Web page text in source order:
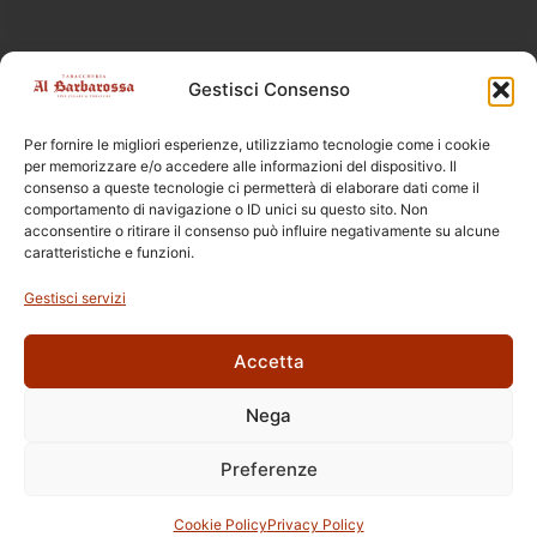
Gestisci Consenso
Per fornire le migliori esperienze, utilizziamo tecnologie come i cookie
per memorizzare e/o accedere alle informazioni del dispositivo. Il
consenso a queste tecnologie ci permetterà di elaborare dati come il
comportamento di navigazione o ID unici su questo sito. Non
acconsentire o ritirare il consenso può influire negativamente su alcune
caratteristiche e funzioni.
Gestisci servizi
Accetta
Nega
Preferenze
Cookie PolicyPrivacy Policy
la vendita online è vietata ai sensi della legge 19 DL 6/2016
C.so E. Archinti, 1 - 26900 Lodi
P.Iva 09159210963
Cookie Policy© 2026 | Tabaccheria Al Barbarossa